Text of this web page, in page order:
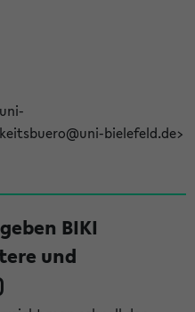
bielefeld.de>
BIKI
und